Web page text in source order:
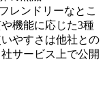
レンドリーなとこ
機能に応じた3種
やすさは他社との
サービス上で公開